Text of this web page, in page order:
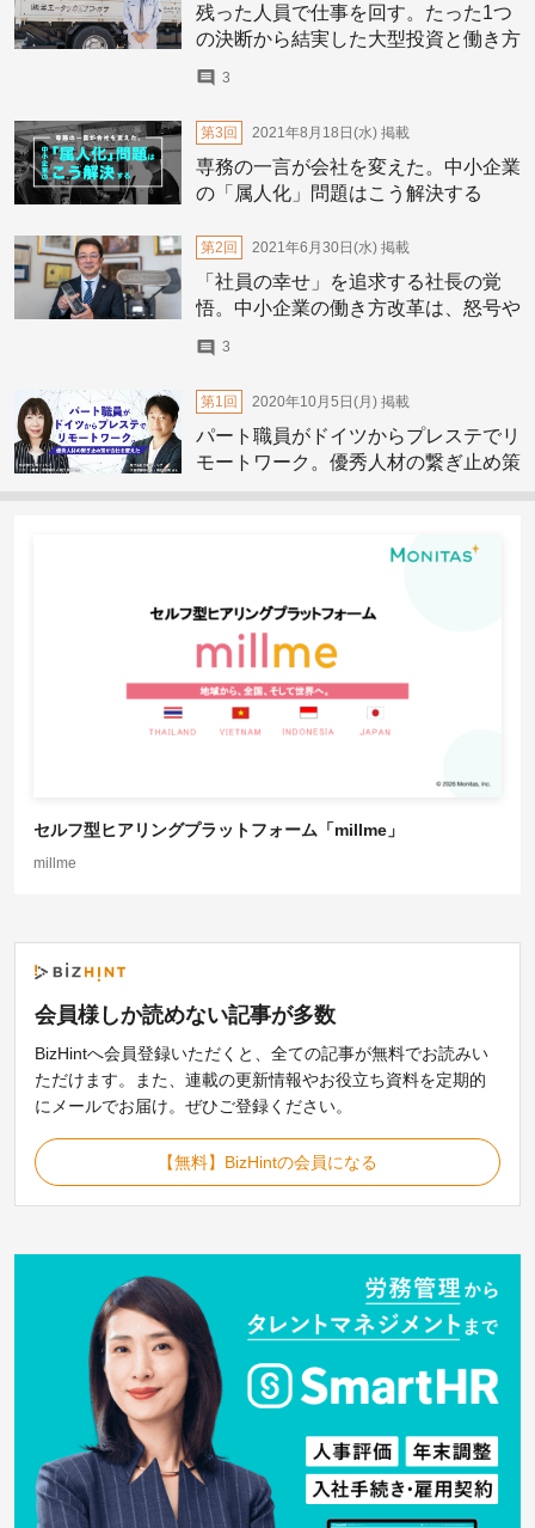
残った人員で仕事を回す。たった1つ
の決断から結実した大型投資と働き方
改革
3
専務の一言が会社を変えた。中小企業
の「属人化」問題はこう解決する
第3回 2021年8月18日(水)掲載
「社員の幸せ」を追求する社長の覚
悟。中小企業の働き方改革は、怒号や
3
第2回 2021年6月30日(水)掲載
パート職員がドイツからプレステでリ
モートワーク。優秀人材の繋ぎ止め策
第1回 2020年10月5日(月)掲載
セルフ型ヒアリングプラットフォーム「millme」
millme
会員様しか読めない記事が多数
BizHintへ会員登録いただくと、全ての記事が無料でお読みい
ただけます。また、連載の更新情報やお役立ち資料を定期的
にメールでお届け。ぜひご登録ください。
【無料】BizHintの会員になる